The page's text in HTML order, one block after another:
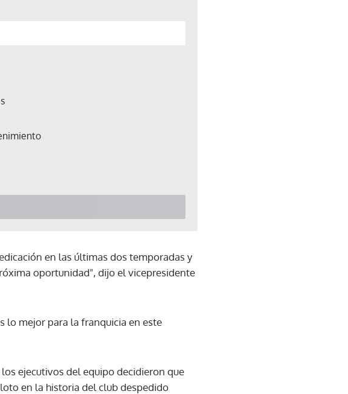
en las últimas dos temporadas y
oportunidad", dijo el vicepresidente
lo mejor para la franquicia en este
ejecutivos del equipo decidieron que
en la historia del club despedido